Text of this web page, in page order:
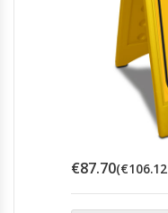
€87.70(€106.12